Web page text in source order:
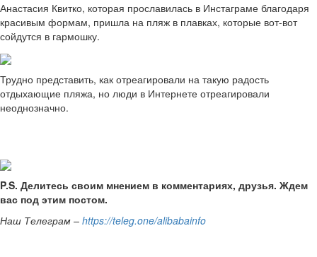
Анастасия Квитко, которая прославилась в Инстаграме благодаря
красивым формам, пришла на пляж в плавках, которые вот-вот
сойдутся в гармошку.
Трудно представить, как отреагировали на такую радость
отдыхающие пляжа, но люди в Интернете отреагировали
неоднозначно.
P.S. Делитесь своим мнением в комментариях, друзья. Ждем
вас под этим постом.
Наш Телеграм – https://teleg.one/alibabainfo